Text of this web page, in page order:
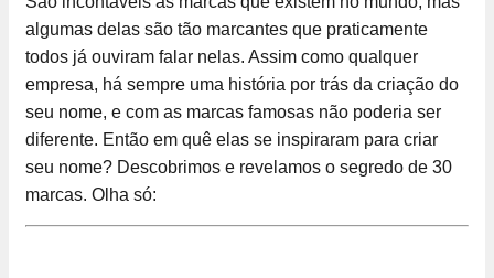
algumas delas são tão marcantes que praticamente
todos já ouviram falar nelas. Assim como qualquer
empresa, há sempre uma história por trás da criação do
seu nome, e com as marcas famosas não poderia ser
diferente. Então em quê elas se inspiraram para criar
seu nome? Descobrimos e revelamos o segredo de 30
marcas. Olha só: